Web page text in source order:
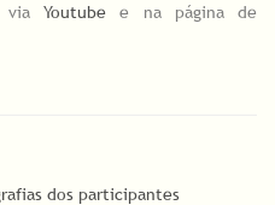
viaYoutube e na página de
dos participantes